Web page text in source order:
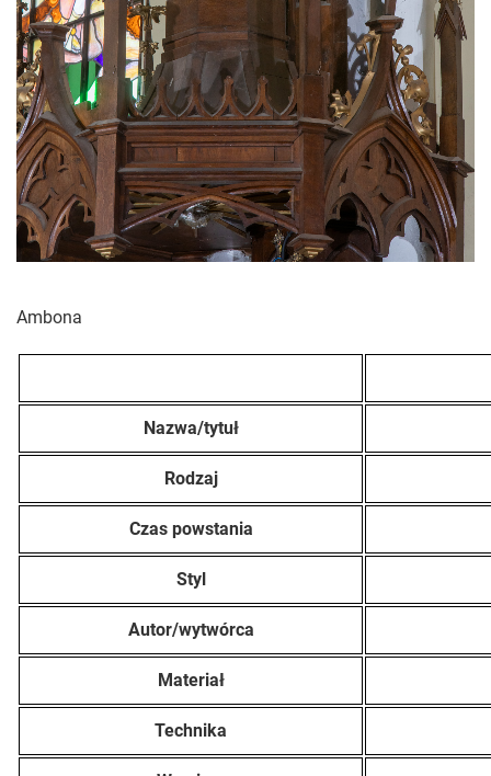
Ambona
Nazwa/tytuł
Rodzaj
Czas powstania
Styl
Autor/wytwórca
Materiał
Technika